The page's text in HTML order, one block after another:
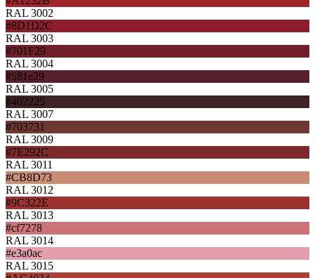
RAL 3002
#8D1D2C
RAL 3003
#701F29
RAL 3004
#581e29
RAL 3005
#402225
RAL 3007
#703731
RAL 3009
#7E292C
RAL 3011
#CB8D73
RAL 3012
#9C322E
RAL 3013
#cf7278
RAL 3014
#e3a0ac
RAL 3015